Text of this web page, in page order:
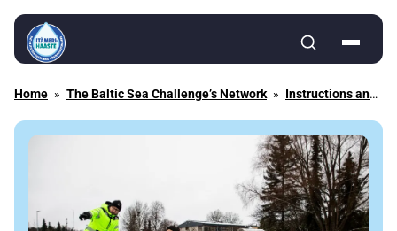
Skip to content
Home » The Baltic Sea Challenge’s Network » Instructions and Tips